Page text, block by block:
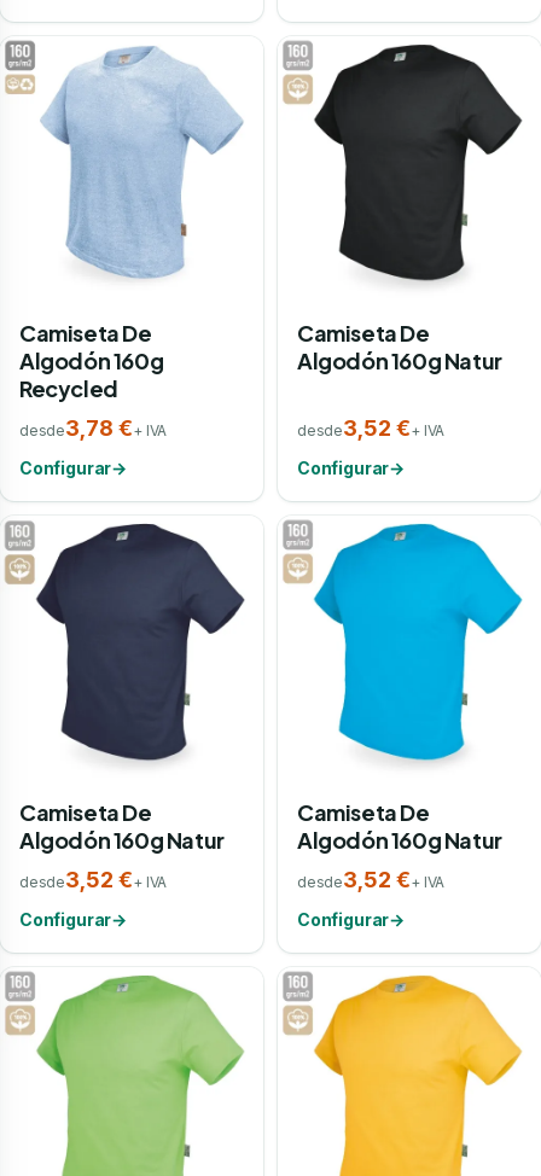
Camiseta De
Algodón 160g
Recycled
desde3,78 €+ IVA
Configurar→
Camiseta De
Algodón 160g Natur
desde3,52 €+ IVA
Configurar→
Camiseta De
Algodón 160g Natur
desde3,52 €+ IVA
Configurar→
Camiseta De
Algodón 160g Natur
desde3,52 €+ IVA
Configurar→